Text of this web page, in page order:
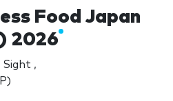
Food Japan
2026
Sight ,